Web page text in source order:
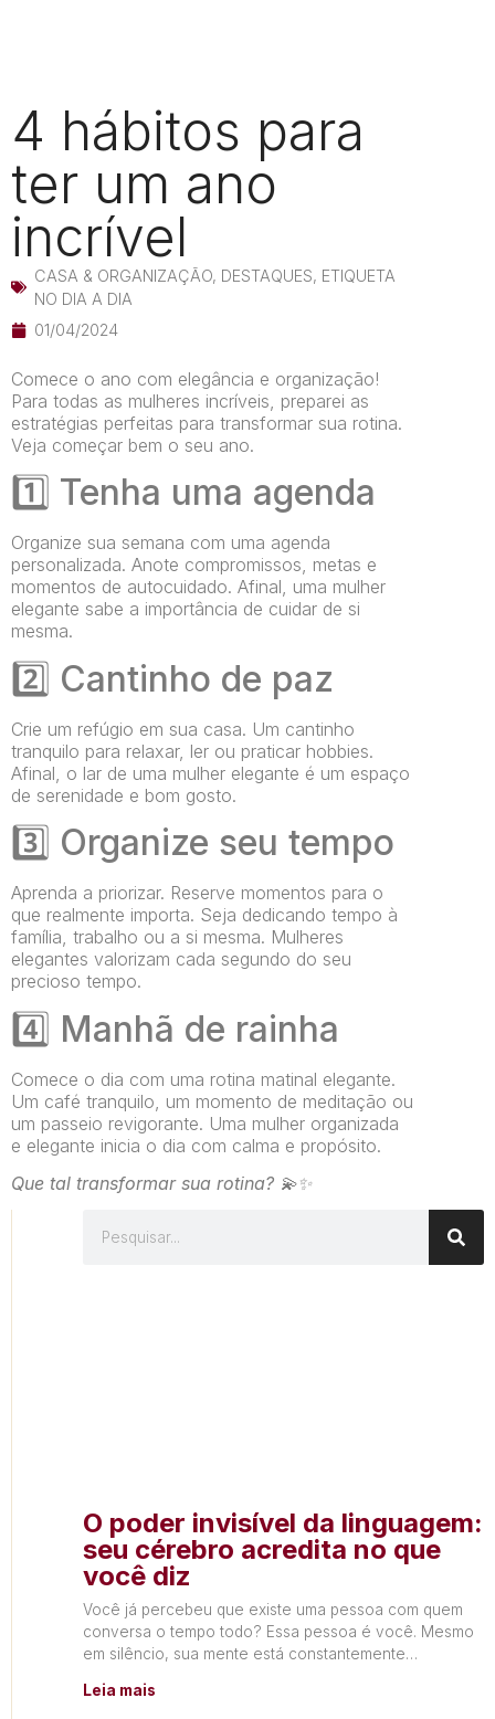
4 hábitos para
ter um ano
incrível
CASA & ORGANIZAÇÃO, DESTAQUES, ETIQUETA
NO DIA A DIA
01/04/2024
Comece o ano com elegância e organização!
Para todas as mulheres incríveis, preparei as
estratégias perfeitas para transformar sua rotina.
Veja começar bem o seu ano.
1️⃣ Tenha uma agenda
Organize sua semana com uma agenda
personalizada. Anote compromissos, metas e
momentos de autocuidado. Afinal, uma mulher
elegante sabe a importância de cuidar de si
mesma.
2️⃣ Cantinho de paz
Crie um refúgio em sua casa. Um cantinho
tranquilo para relaxar, ler ou praticar hobbies.
Afinal, o lar de uma mulher elegante é um espaço
de serenidade e bom gosto.
3️⃣ Organize seu tempo
Aprenda a priorizar. Reserve momentos para o
que realmente importa. Seja dedicando tempo à
família, trabalho ou a si mesma. Mulheres
elegantes valorizam cada segundo do seu
precioso tempo.
4️⃣ Manhã de rainha
Comece o dia com uma rotina matinal elegante.
Um café tranquilo, um momento de meditação ou
um passeio revigorante. Uma mulher organizada
e elegante inicia o dia com calma e propósito.
Que tal transformar sua rotina? 💫✨
O poder invisível da linguagem:
seu cérebro acredita no que
você diz
Você já percebeu que existe uma pessoa com quem
conversa o tempo todo? Essa pessoa é você. Mesmo
em silêncio, sua mente está constantemente
Leia mais